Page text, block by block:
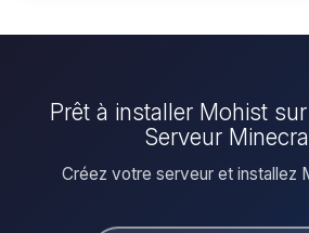
Prêt à installer Mohist
Serveur
Créez votre serveur et installez